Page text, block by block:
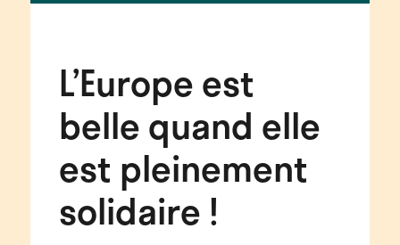
L’Europe est
belle quand elle
est pleinement
solidaire !